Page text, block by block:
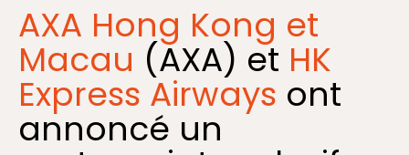
AXA Hong Kong et
Macau (AXA) et HK
Express Airways ont
annoncé un